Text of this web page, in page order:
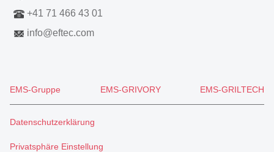
+41 71 466 43 01
info@eftec.com
EMS-Gruppe EMS-GRIVORY EMS-GRILTECH
Datenschutzerklärung
Privatsphäre Einstellung